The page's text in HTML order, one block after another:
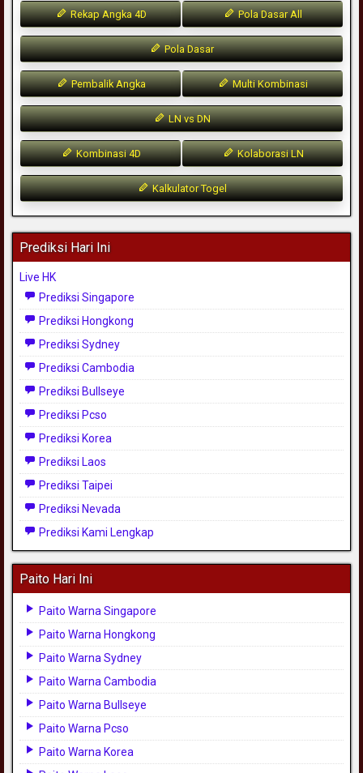
Rekap Angka 4D Pola Dasar All
Pola Dasar
Pembalik Angka Multi Kombinasi
LN vs DN
Kombinasi 4D Kolaborasi LN
Kalkulator Togel
Prediksi Hari Ini
Live HK
Prediksi Singapore
Prediksi Hongkong
Prediksi Sydney
Prediksi Cambodia
Prediksi Bullseye
Prediksi Pcso
Prediksi Korea
Prediksi Laos
Prediksi Taipei
Prediksi Nevada
Prediksi Kami Lengkap
Paito Hari Ini
Paito Warna Singapore
Paito Warna Hongkong
Paito Warna Sydney
Paito Warna Cambodia
Paito Warna Bullseye
Paito Warna Pcso
Paito Warna Korea